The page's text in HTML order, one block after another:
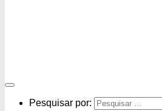
Pesquisar por: